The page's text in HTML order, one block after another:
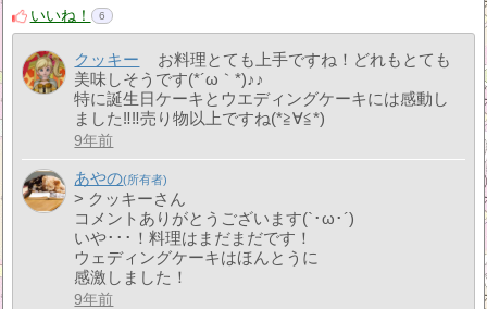
いいね！
6
クッキー
お料理とても上手ですね！どれもとても
美味しそうです(*´ω｀*)♪♪
特に誕生日ケーキとウエディングケーキには感動し
ました‼‼売り物以上ですね(*≧∀≦*)
9年前
あやの
> クッキーさん
コメントありがとうございます(`･ω･´)
いや･･･！料理はまだまだです！
ウェディングケーキはほんとうに
感激しました！
9年前